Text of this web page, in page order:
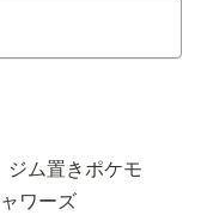
ジム置きポケモ
ワーズ